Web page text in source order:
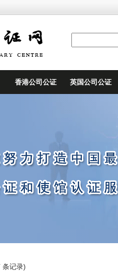
香港公司公证 英国公司公证
条记录)